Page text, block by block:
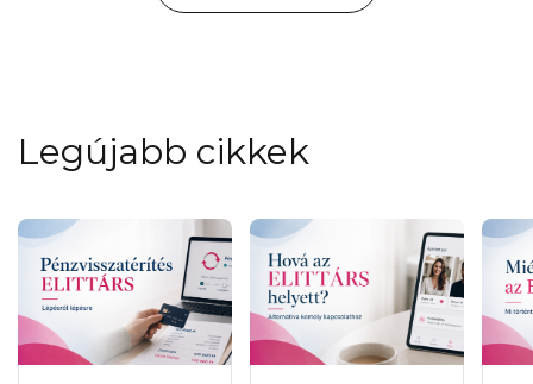
Legújabb cikkek